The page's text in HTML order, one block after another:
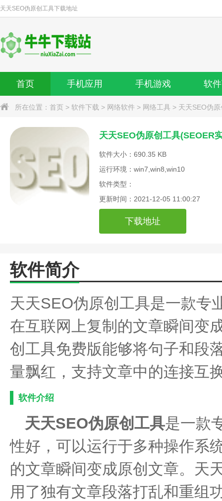
天天SEO伪原创工具下载地址
首页 手机应用 手机游戏 软
所在位置： 首页 > 软件下载 > 网络软件 > 网络工具 > 天天SEO伪
天天SEO伪原创工具(SEOER
软件大小：690.35 KB
运行环境：win7,win8,win10
软件类型：
更新时间：2021-12-05 11:00:27
下载地址
软件简介
天天SEO伪原创工具是一款专
在互联网上复制的文章瞬间变
创工具免费版能够将句子和段
量飘红，支持文章中的连接互
软件介绍
天天SEO伪原创工具是一款
性好，可以运行于多种操作系
的文章瞬间变成原创文章。天
用了独有文章段落打乱和重组